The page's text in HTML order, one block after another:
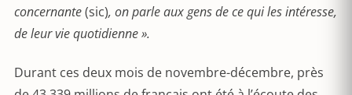
concernante(sic), on parle aux gens de ce qui les intéresse,
de leur vie quotidienne ».
Durant ces deux mois de novembre-décembre, près